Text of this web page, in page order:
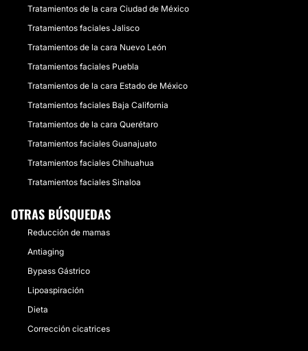
Tratamientos de la cara Ciudad de México
Tratamientos faciales Jalisco
Tratamientos de la cara Nuevo León
Tratamientos faciales Puebla
Tratamientos de la cara Estado de México
Tratamientos faciales Baja California
Tratamientos de la cara Querétaro
Tratamientos faciales Guanajuato
Tratamientos faciales Chihuahua
Tratamientos faciales Sinaloa
OTRAS BÚSQUEDAS
Reducción de mamas
Antiaging
Bypass Gástrico
Lipoaspiración
Dieta
Corrección cicatrices